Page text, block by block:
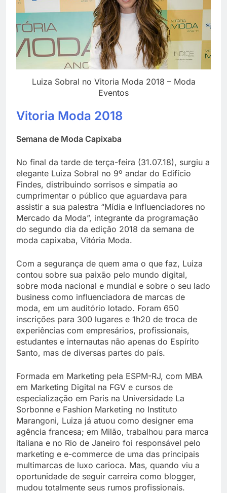
Luiza Sobral no Vitoria Moda 2018 – Moda
Eventos
Vitoria Moda 2018
Semana de Moda Capixaba
No final da tarde de terça-feira (31.07.18), surgiu a
elegante Luiza Sobral no 9º andar do Edifício
Findes, distribuindo sorrisos e simpatia ao
cumprimentar o público que aguardava para
assistir a sua palestra “Mídia e Influenciadores no
Mercado da Moda”, integrante da programação
do segundo dia da edição 2018 da semana de
moda capixaba, Vitória Moda.
Com a segurança de quem ama o que faz, Luiza
contou sobre sua paixão pelo mundo digital,
sobre moda nacional e mundial e sobre o seu lado
business como influenciadora de marcas de
moda, em um auditório lotado. Foram 650
inscrições para 300 lugares e 1h20 de troca de
experiências com empresários, profissionais,
estudantes e internautas não apenas do Espírito
Santo, mas de diversas partes do país.
Formada em Marketing pela ESPM-RJ, com MBA
em Marketing Digital na FGV e cursos de
especialização em Paris na Universidade La
Sorbonne e Fashion Marketing no Instituto
Marangoni, Luiza já atuou como designer ema
agência francesa; em Milão, trabalhou para marca
italiana e no Rio de Janeiro foi responsável pelo
marketing e e-commerce de uma das principais
multimarcas de luxo carioca. Mas, quando viu a
oportunidade de seguir carreira como blogger,
mudou totalmente seus rumos profissionais.